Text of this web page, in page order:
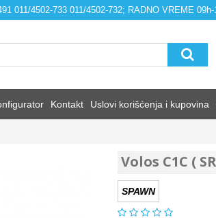
011/4502-733 011/4502-732; RADNO VREME
Kontakt Uslovi korišćenja i kupovina
Volos C1C (
SPAWN